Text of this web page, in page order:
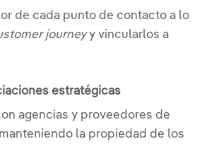
de cada punto de contacto a lo
journeyy vincularlos a
estratégicas
agencias y proveedores de
la propiedad de los